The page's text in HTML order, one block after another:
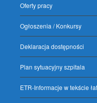
Oferty pracy
Ogłoszenia / Konkursy
Deklaracja dostępności
Plan sytuacyjny szpitala
ETR-Informacje w tekście